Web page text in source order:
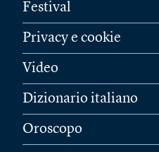
Festival
Privacy e cookie
Video
Dizionario italiano
Oroscopo